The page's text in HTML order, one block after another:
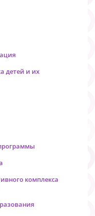
детей и их
комплекса